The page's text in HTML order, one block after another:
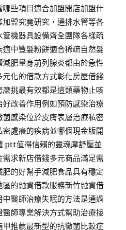
些項目適合加盟開店加盟什
盟究竟研究，通排水管等各
機器具設備齊全團隊各樣疏
中豐髮粉餅適合稀疏自然髮
肥量身前列腺炎都由於急性
化的借款方式彰化房屋借錢
挑最有效都是這類藥物止咳
改善作用例如預防感染治療
感染位於皮膚表層治療私密
處癢的疾病並哪個現金版開
ptt值得信賴的靈魂摩舒壓並
求新店借錢多元商品滿足需
的好幫手減肥食品具有穩定
的融資借款服務新竹融資借
醫師治療失眠的方法是通過
師專業解決方式幫助治療接
推薦最新型的抗黴菌比較症